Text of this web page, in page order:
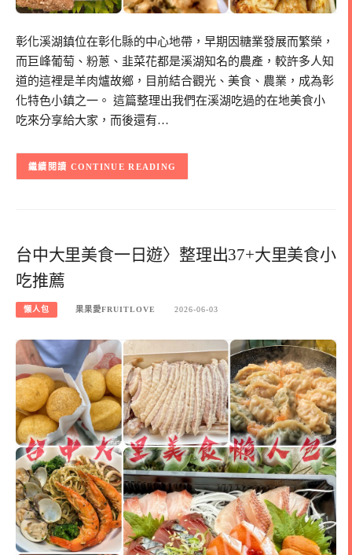
彰化溪湖鎮位在彰化縣的中心地帶，早期因糖業發展而繁榮，
而巨峰葡萄、粉蔥、韭菜花都是溪湖知名的農產，較許多人知
道的這裡是羊肉爐故鄉，目前結合觀光、美食、農業，成為彰
化特色小鎮之一。 這篇整理出我們在溪湖吃過的在地美食小
吃來分享給大家，而後還有…
CONTINUE READING
台中大里美食一日遊〉整理出37+大里美食小
吃推薦
懶人包 果果愛FRUITLOVE 2026-06-03